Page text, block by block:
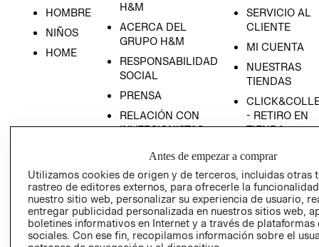
HOMBRE
NIÑOS
HOME
H&M
ACERCA DEL
GRUPO H&M
RESPONSABILIDAD
SOCIAL
PRENSA
RELACIÓN CON
INVERSIONISTAS
POLÍTICA
EMPRESARIAL
SERVICIO AL
CLIENTE
MI CUENTA
NUESTRAS
TIENDAS
- RETIRO EN
TIENDA
CONDICIONES
AVISO DE
PRIVACIDAD
GIFT CARD
AVISO DE
Antes de empezar a comprar
Utilizamos cookies de origen y de terceros, incluidas otras
rastreo de editores externos, para ofrecerle la
nuestro sitio web, personalizar su experiencia de usuario,
entregar publicidad personalizada en nuestros sitios web,
boletines informativos en Internet y a través de plataformas
sociales. Con ese fin, recopilamos información sobre el